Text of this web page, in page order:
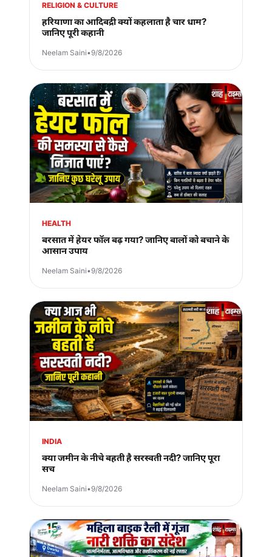
RELIGION & CULTURE
हरियाणा का आदिबद्री क्यों कहलाता है चार धाम?
जानिए पूरी कहानी
Neelam Saini•9/8/2026
HEALTH
बरसात में हेयर फॉल बढ़ गया? जानिए बालों को बचाने के
आसान उपाय
Neelam Saini•9/8/2026
INDIA
क्या जमीन के नीचे बहती है सरस्वती नदी? जानिए पूरा
सच
Neelam Saini•9/8/2026